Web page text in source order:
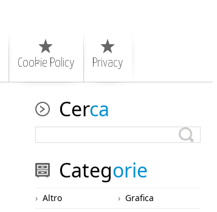
Cookie Policy Privacy
Cerca
Categorie
Altro
Grafica